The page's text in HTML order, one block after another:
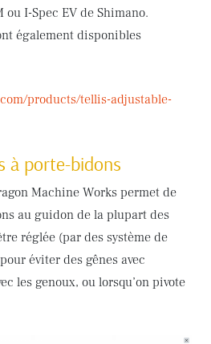
ou I-Spec EV de Shimano.
également disponibles
products/tellis-adjustable-
à porte-bidons
Machine Works permet de
au guidon de la plupart des
réglée (par des système de
éviter des gênes avec
les genoux, ou lorsqu’on pivote